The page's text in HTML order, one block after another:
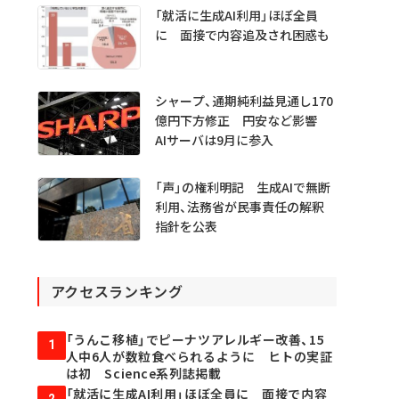
「就活に生成AI利用」ほぼ全員
に 面接で内容追及され困惑も
シャープ、通期純利益見通し170
億円下方修正 円安など影響
AIサーバは9月に参入
「声」の権利明記 生成AIで無断
利用、法務省が民事責任の解釈
指針を公表
アクセスランキング
1
「うんこ移植」でピーナツアレルギー改善、15
人中6人が数粒食べられるように ヒトの実証
は初 Science系列誌掲載
「就活に生成AI利用」ほぼ全員に 面接で内容